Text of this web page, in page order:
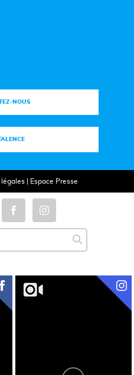
NOUS
légales| Espace Presse